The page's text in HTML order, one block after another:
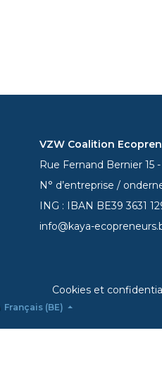
VZW Coalition
Rue Fernand Bernier 15
N° d’entreprise /
ING : IBAN BE393631
info@kaya-
asbl Cookies et
Français (BE)